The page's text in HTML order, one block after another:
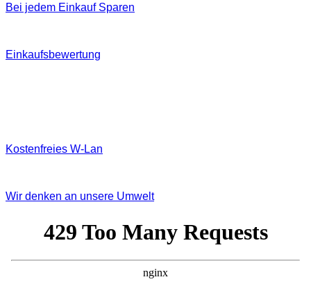
Bei jedem Einkauf Sparen
Einkaufsbewertung
Kostenfreies W‐Lan
Wir denken an unsere Umwelt